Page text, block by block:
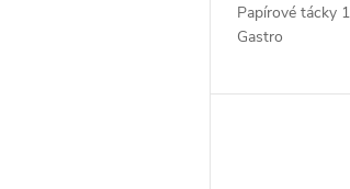
Papírové tácky
Gastro